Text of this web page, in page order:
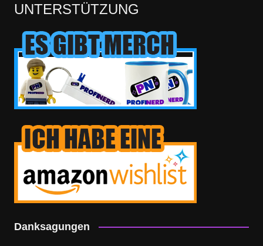
UNTERSTÜTZUNG
Danksagungen